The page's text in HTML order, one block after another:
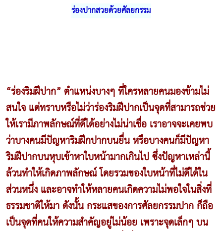
ร่องปากสวยด้วยศัลยกรรม
“ร่องริมฝีปาก” ตำแหน่งบางๆ ที่ใครหลายคนมองข้ามไม่
สนใจ แต่ทราบหรือไม่ว่าร่องริมฝีปากเป็นจุดที่สามารถช่วย
ให้เรามีภาพลักษณ์ที่ดีได้อย่างไม่น่าเชื่อ เราอาจจะเคยพบ
ว่าบางคนมีปัญหาริมฝีกปากบนยื่น หรือบางคนก็มีปัญหา
ริมฝีปากบนหุบเข้าหาใบหน้ามากเกินไป ซึ่งปัญหาเหล่านี้
ล้วนทำให้เกิดภาพลักษณ์ โดยรวมของใบหน้าที่ไม่ดีได้ใน
ส่วนหนึ่ง และอาจทำให้หลายคนเกิดความไม่พอใจในสิ่งที่
ธรรมชาติให้มา ดังนั้น กระแสของการศัลยกรรมปาก ก็ถือ
เป็นจุดที่คนให้ความสำคัญอยู่ไม่น้อย เพราะจุดเล็กๆ บน